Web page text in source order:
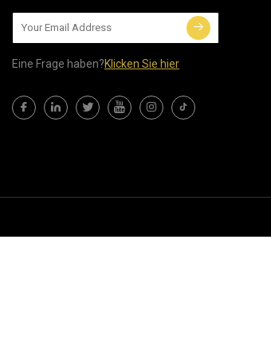
Eine Frage haben?Klicken Sie hier